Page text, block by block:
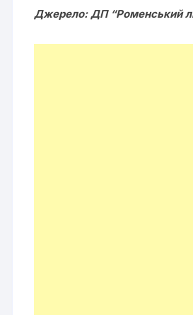
Джерело: ДП “Роменський